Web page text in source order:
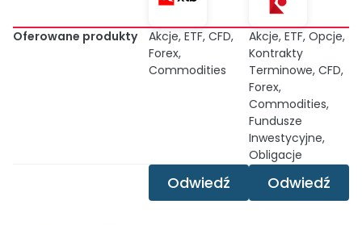
Oferowane produkty
Akcje, ETF, CFD,
Forex,
Commodities
Akcje, ETF, Opcje,
Kontrakty
Terminowe, CFD,
Forex,
Commodities,
Fundusze
Inwestycyjne,
Obligacje
Odwiedź Odwiedź